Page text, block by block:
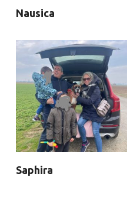
Nausica
Saphira